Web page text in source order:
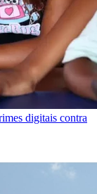
digitais contra